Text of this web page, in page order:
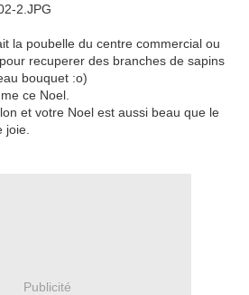
la poubelle du centre commercial ou
recuperer des branches de sapins
bouquet :o)
ce Noel.
et votre Noel est aussi beau que le
joie.
Publicité